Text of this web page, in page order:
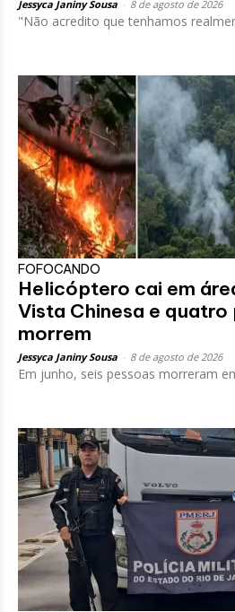
Jessyca Janiny Sousa 8 de agosto de 2026
"Não acredito que tenhamos
FOFOCANDO
Helicóptero cai em
Vista Chinesa e quatro
morrem
Jessyca Janiny Sousa 8 de agosto de 2026
Em junho, seis pessoas morreram